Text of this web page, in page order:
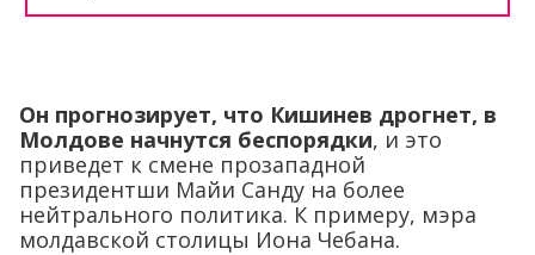
Он прогнозирует, что Кишинев дрогнет, в
Молдове начнутся беспорядки, и это
приведет к смене прозападной
президентши Майи Санду на более
нейтрального политика. К примеру, мэра
молдавской столицы Иона Чебана.